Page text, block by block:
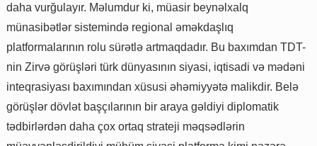
daha vurğulayır. Məlumdur ki, müasir beynəlxalq
münasibətlər sistemində regional əməkdaşlıq
platformalarının rolu sürətlə artmaqdadır. Bu baxımdan TDT-
nin Zirvə görüşləri türk dünyasının siyasi, iqtisadi və mədəni
inteqrasiyası baxımından xüsusi əhəmiyyətə malikdir. Belə
görüşlər dövlət başçılarının bir araya gəldiyi diplomatik
tədbirlərdən daha çox ortaq strateji məqsədlərin